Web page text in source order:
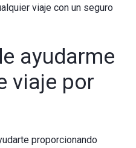
viaje con un seguro
ayudarme
viaje por
proporcionando